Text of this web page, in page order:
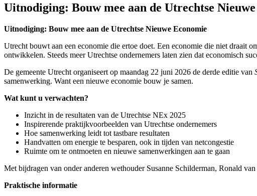
Uitnodiging: Bouw mee aan de Utrechtse
Uitnodiging: Bouw mee aan de Utrechtse Nieuwe Economie
Utrecht bouwt aan een economie die ertoe doet. Een economie die niet draait
ontwikkelen. Steeds meer Utrechtse ondernemers laten zien dat economisch
De gemeente Utrecht organiseert op maandag 22 juni 2026 de derde editie van
samenwerking. Want een nieuwe economie bouw je samen.
Wat kunt u verwachten?
Inzicht in de resultaten van de Utrechtse NEx 2025
Inspirerende praktijkvoorbeelden van Utrechtse ondernemers
Hoe samenwerking leidt tot tastbare resultaten
Handvatten om energie te besparen, ook in tijden van netcongestie
Ruimte om te ontmoeten en nieuwe samenwerkingen aan te gaan
Met bijdragen van onder anderen wethouder Susanne Schilderman, Ronald
Praktische informatie